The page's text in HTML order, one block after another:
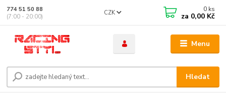
Menu
CZK
Hledat
774 51 50 88
(7:00 - 20:00)
0 ks
za 0,00 Kč